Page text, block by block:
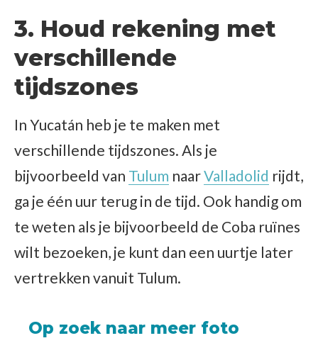
3. Houd rekening met
verschillende
tijdszones
In Yucatán heb je te maken met
verschillende tijdszones. Als je
bijvoorbeeld van Tulum naarValladolid rijdt,
ga je één uur terug in de tijd. Ook handig om
te weten als je bijvoorbeeld de Coba ruïnes
wilt bezoeken, je kunt dan een uurtje later
vertrekken vanuit Tulum.
Op zoek naar meer foto